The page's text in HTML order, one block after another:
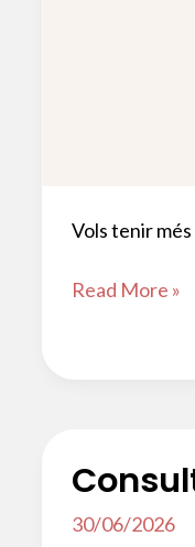
Vols tenir
CURS
Read More »
30/06/2026